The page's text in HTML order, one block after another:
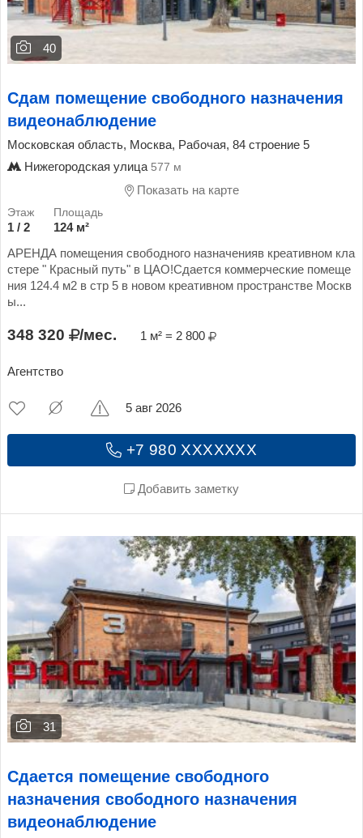
40
Сдам помещение свободного назначения
видеонаблюдение
Московская область, Москва, Рабочая, 84 строение 5
Нижегородская улица 577 м
Показать на карте
1 / 2
124 м²
АРЕНДА помещения свободного назначенияв креативном кла
стере " Красный путь" в ЦАО!Сдается коммерческие помеще
ния 124.4 м2 в стр 5 в новом креативном пространстве Москв
ы...
348 320 /мес. 1 м² = 2 800
Агентство
+7 980 XXXXXXX
Добавить заметку
5 авг 2026
31
Сдается помещение свободного
назначения свободного назначения
видеонаблюдение